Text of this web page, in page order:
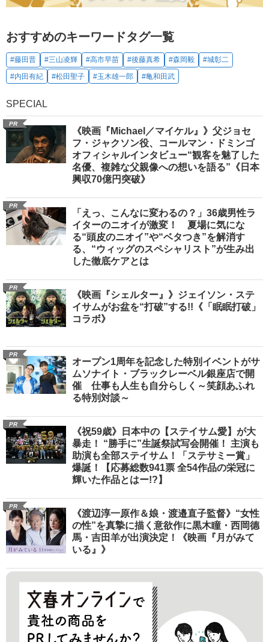
おすすめのキーワードタグ一覧
#藤田晋 #三山凌輝 #高市早苗 #後藤真希 #森岡毅
#城彰二
#内田有紀
#松田聖子 #玉木雄一郎 #亀和田武
SPECIAL
PR
《映画『Michael／マイケル』》父ジョセ
フ・ジャクソン役、コールマン・ドミンゴ
オフィシャルインタビュー“観客を魅了した
名優、複雑な父親像への想いを語る”《日本
興収70億円突破》
PR
「えっ、こんなに変わるの？」36歳男性ラ
イターのニオイが激変！ 夏場に気にな
る“頭皮のニオイ”や“ベタつき”を解消す
る、“ウィッグのスペシャリスト”が生み出
した徹底ケアとは
PR
《映画『シェルター』》ジェイソン・ステ
イサムがお盆を“打破”する!!《「眠眠打破」
コラボ》
PR
オープン1周年を記念した特別イベントがサ
ムソナイト・ブラックレーベル銀座店で開
催 仕事も人生も自分らしく～笑顔あふれ
る特別対談～
PR
《祝59歳》日本中の【ステイサム愛】が大
暴走！ “勝手に”生誕祭試写会開催！ 主演も
助演も全部ステイサム！「ステサミー賞」
爆誕！【応募総数941票 全54作品の栄冠に
輝いた作品とはー!?】
PR
《渡辺淳一原作＆娘・渡邉直子監督》“女性
の性”を真摯に描く意欲作に黒木瞳・西岡德
馬・吉田羊が出演決定！《映画『月がみて
いる』》